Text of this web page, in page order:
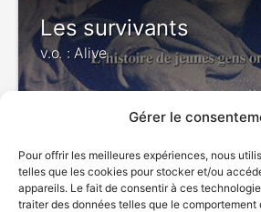
Gérer le
Pour offrir les meilleures expériences, nous
telles que les cookies pour stocker et/ou
appareils. Le fait de consentir à ces
traiter des données telles que le comportement
Les survivants
v.o. : Alive